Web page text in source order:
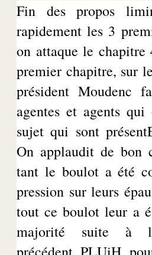
Fin des propos
rapidement les 3
on attaque le
premier chapitre, sur le
président Moudenc
agentes et agents
sujet qui sont
On applaudit de bon
tant le boulot a été
pression sur leurs
tout ce boulot leur a
majorité suite à
précédentPLUiH